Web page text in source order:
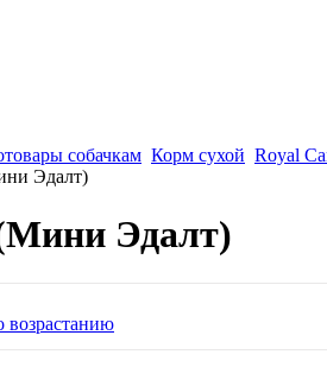
собачкам Корм сухой Royal
Эдалт)
Эдалт)